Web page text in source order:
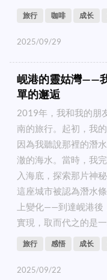
旅行 咖啡 成长
2025/09/29
岘港的靈姑灣——
單的邂逅
2019年，我和我的朋
南的旅行。起初，我
因為我聽說那裡的潛
澈的海水。當時，我
入海底，探索那片神
這座城市被認為潛水
上變化——到達岘港後
實現，取而代之的是
旅行 感悟 成长
2025/09/22